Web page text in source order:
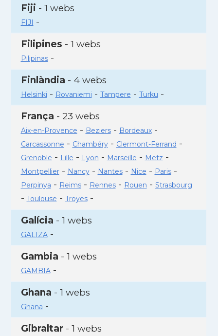
Fiji - 1 webs
FIJI -
Filipines - 1 webs
Pilipinas-
Finlàndia - 4 webs
Helsinki - Rovaniemi - Tampere - Turku -
França - 23 webs
Aix-en-Provence - Beziers- Bordeaux-
Carcassonne - Chambéry- Clermont-Ferrand -
Grenoble - Lille - Lyon - Marseille - Metz -
Montpellier- Nancy- Nantes- Nice - Paris-
Perpinya - Reims- Rennes- Rouen - Strasbourg
- Toulouse - Troyes-
Galícia - 1 webs
GALIZA-
Gambia - 1 webs
GAMBIA-
Ghana - 1 webs
Ghana -
Gibraltar- 1 webs